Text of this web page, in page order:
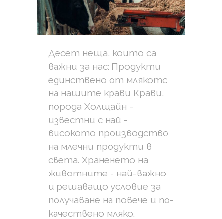
Десет неща, които са
важни за нас: Продукти
единствено от млякото
на нашите крави Крави,
порода Холщайн -
известни с най -
високото производство
на млечни продукти в
света. Храненето на
животните - най-важно
и решаващо условие за
получаване на повече и по-
качествено мляко.